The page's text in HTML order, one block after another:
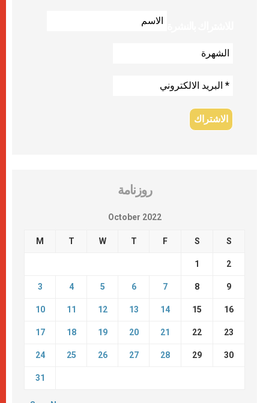
روزنامة
October 2022
M T W T F S S
1 2
3 4 5 6 7 8 9
10 11 12 13 14 15 16
17 18 19 20 21 22 23
24 25 26 27 28 29 30
31